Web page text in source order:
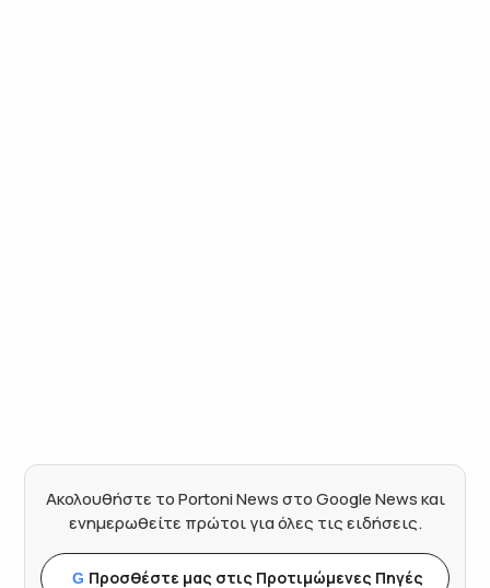
Ακολουθήστε το Portoni News στο Google News και
ενημερωθείτε πρώτοι για όλες τις ειδήσεις.
G Προσθέστε μας στις Προτιμώμενες Πηγές